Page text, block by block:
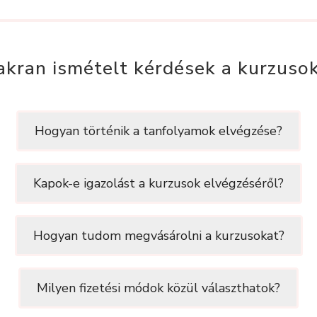
ismételt kérdések a
Hogyan történik a tanfolyamok elvégzése?
Kapok-e igazolást a kurzusok elvégzéséről?
Hogyan tudom megvásárolni a kurzusokat?
Milyen fizetési módok közül választhatok?